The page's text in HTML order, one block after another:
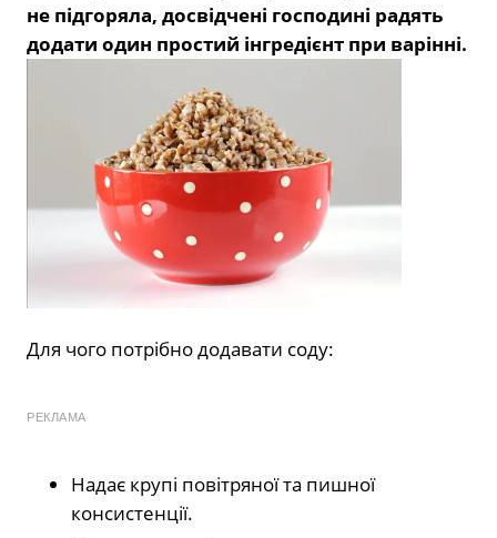
не підгоряла, досвідчені господині радять
додати один простий інгредієнт при варінні.
Для чого потрібно додавати соду:
РЕКЛАМА
Надає крупі повітряної та пишної
консистенції.